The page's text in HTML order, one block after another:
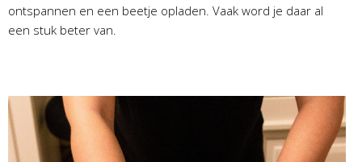
ontspannen en een beetje opladen. Vaak word je daar al
een stuk beter van.